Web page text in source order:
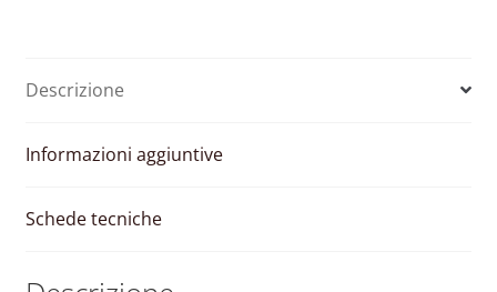
Descrizione
Informazioni aggiuntive
Schede tecniche